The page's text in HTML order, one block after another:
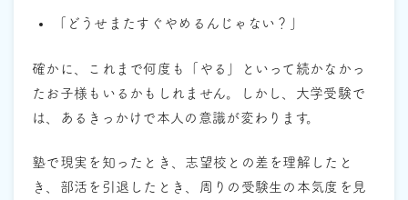
「どうせまたすぐやめるんじゃない？」
確かに、これまで何度も「やる」といって続かなかっ
たお子様もいるかもしれません。しかし、大学受験で
は、あるきっかけで本人の意識が変わります。
塾で現実を知ったとき、志望校との差を理解したと
き、部活を引退したとき、周りの受験生の本気度を見